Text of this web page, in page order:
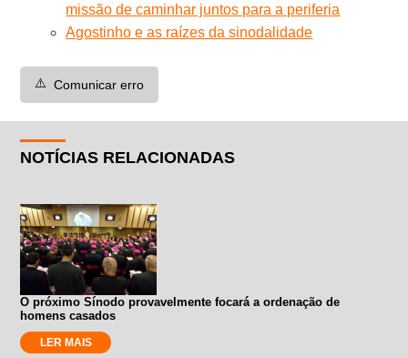
missão de caminhar juntos para a periferia
Agostinho e as raízes da sinodalidade
⚠️ Comunicar erro
NOTÍCIAS RELACIONADAS
O próximo Sínodo provavelmente focará a ordenação de
homens casados
LER MAIS